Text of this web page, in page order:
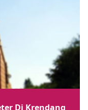
Di Krendang